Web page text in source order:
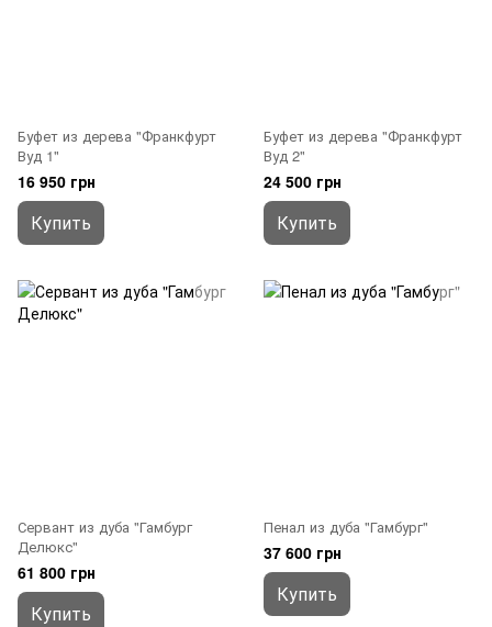
Буфет из дерева "Франкфурт
Вуд 1"
16 950 грн
Купить
Буфет из дерева "Франкфурт
Вуд 2"
24 500 грн
Купить
Сервант из дуба "Гамбург
Делюкс"
61 800 грн
Купить
Пенал из дуба "Гамбург"
37 600 грн
Купить